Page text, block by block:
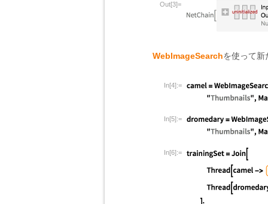
Out[3]=
WebImageSearchを使って新
In[4]:=
In[5]:=
In[6]:=